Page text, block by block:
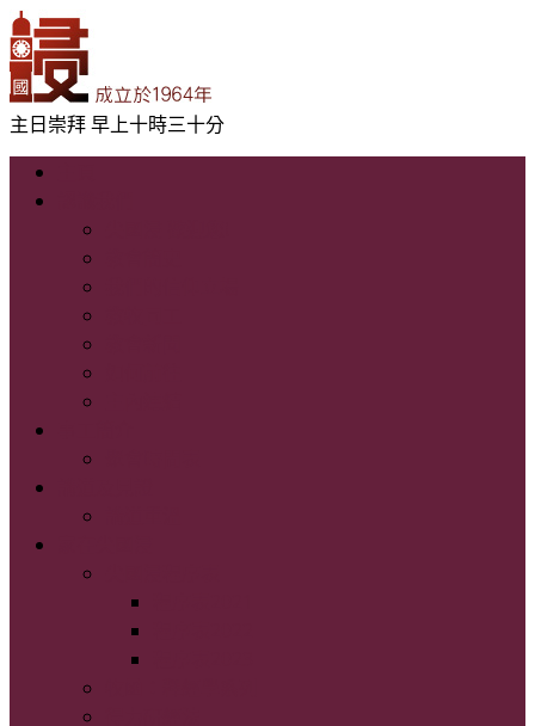
主日崇拜 早上十時三十分